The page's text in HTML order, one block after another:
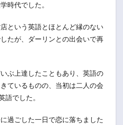
時代でした。
という英語とほとんど縁のない
たが、ダーリンとの出会いで再
ぶ上達したこともあり、英語の
ているものの、当初は二人の会
語でした。
過ごした一日で恋に落ちました